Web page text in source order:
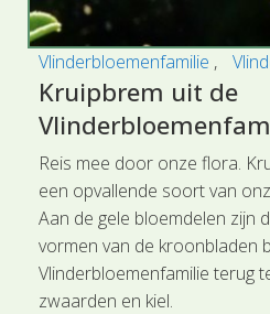
Vlinderbloemenfamilie
Kruipbrem uit de
Reis mee door onze flora.
een opvallende soort van
Aan de gele bloemdelen zijn
vormen van de kroonbladen
Vlinderbloemenfamilie terug
zwaarden en kiel.